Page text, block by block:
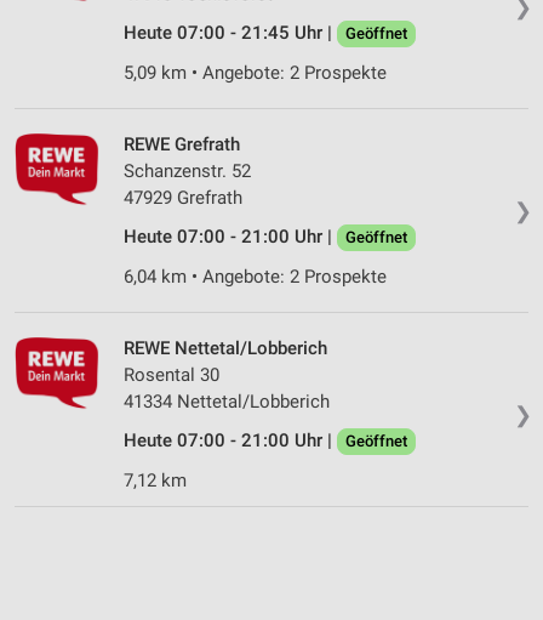
❯
Heute 07:00 - 21:45 Uhr |
Geöffnet
5,09 km • Angebote: 2 Prospekte
❯
REWE Grefrath
Schanzenstr. 52
47929 Grefrath
Heute 07:00 - 21:00 Uhr |
Geöffnet
6,04 km • Angebote: 2 Prospekte
❯
REWE Nettetal/Lobberich
Rosental 30
41334 Nettetal/Lobberich
Heute 07:00 - 21:00 Uhr |
Geöffnet
7,12 km
IAB-Besonderheiten:
Geräte anhand von aktiv angeforderten
Informationen identifizieren
Funktional
Werbung